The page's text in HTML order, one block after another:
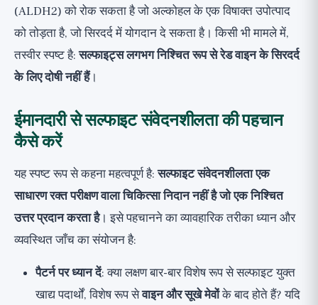
(ALDH2) को रोक सकता है जो अल्कोहल के एक विषाक्त उपोत्पाद
को तोड़ता है, जो सिरदर्द में योगदान दे सकता है। किसी भी मामले में,
तस्वीर स्पष्ट है:सल्फाइट्स लगभग निश्चित रूप से रेड वाइन के सिरदर्द
के लिए दोषी नहीं हैं।
ईमानदारी से सल्फाइट संवेदनशीलता की पहचान
कैसे करें
यह स्पष्ट रूप से कहना महत्वपूर्ण है:सल्फाइट संवेदनशीलता एक
साधारण रक्त परीक्षण वाला चिकित्सा निदान नहीं है जो एक निश्चित
उत्तर प्रदान करता है। इसे पहचानने का व्यावहारिक तरीका ध्यान और
व्यवस्थित जाँच का संयोजन है:
पैटर्न पर ध्यान दें: क्या लक्षण बार-बार विशेष रूप से सल्फाइट युक्त
खाद्य पदार्थों, विशेष रूप सेवाइन और सूखे मेवोंके बाद होते हैं? यदि